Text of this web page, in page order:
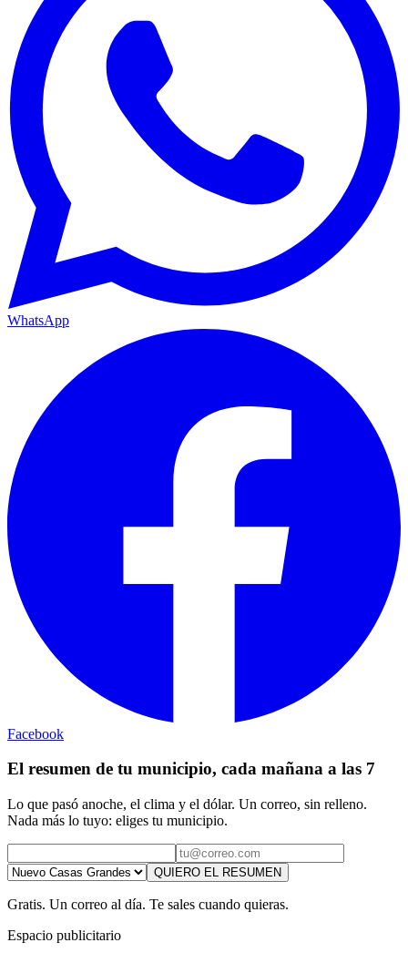
WhatsApp
Facebook
El resumen de tu municipio, cada mañana a las 7
Lo que pasó anoche, el clima y el dólar. Un correo, sin relleno.
Nada más lo tuyo: eliges tu municipio.
QUIERO EL RESUMEN
Gratis. Un correo al día. Te sales cuando quieras.
Espacio publicitario